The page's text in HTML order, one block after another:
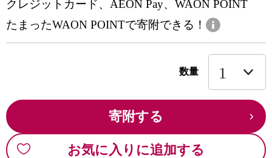
クレジットカード、AEON Pay、WAON POINT
たまったWAON POINTで寄附できる！
数量
寄附する
お気に入りに追加する